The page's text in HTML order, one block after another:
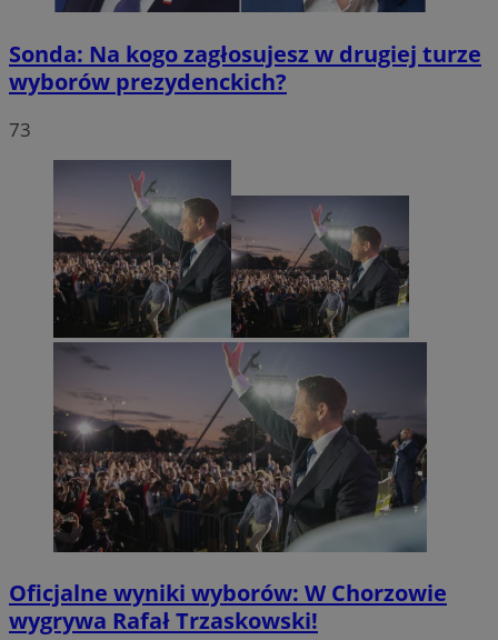
Sonda: Na kogo zagłosujesz w drugiej turze
wyborów prezydenckich?
73
Oficjalne wyniki wyborów: W Chorzowie
wygrywa Rafał Trzaskowski!